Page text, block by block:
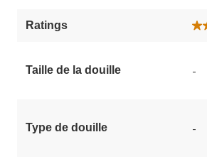
2
Ratings
Taille de la douille -
Type de douille -